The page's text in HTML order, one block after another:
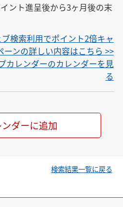
ブ検索利用でポイント2倍キャ
ーンの詳しい内容はこちら >>
カレンダーのカレンダーを見
る
ダーに追加
検索結果一覧に戻る